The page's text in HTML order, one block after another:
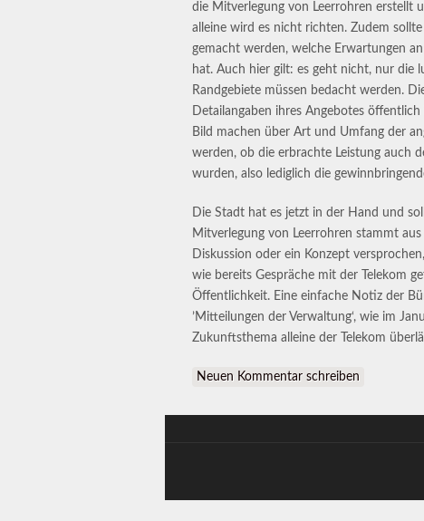
die Mitverlegung von Leerrohren erstellt
alleine wird es nicht richten. Zudem
gemacht werden, welche Erwartungen
hat. Auch hier gilt: es geht nicht, nur die
Randgebiete müssen bedacht werden.
Detailangaben ihres Angebotes
Bild machen über Art und Umfang der
werden, ob die erbrachte Leistung auch
wurden, also lediglich die
Die Stadt hat es jetzt in der Hand und
Mitverlegung von Leerrohren stammt
Diskussion oder ein Konzept
wie bereits Gespräche mit der Telekom
Öffentlichkeit. Eine einfache Notiz der
’Mitteilungen der Verwaltung‘, wie im
Zukunftsthema alleine der Telekom
Neuen Kommentar schreiben